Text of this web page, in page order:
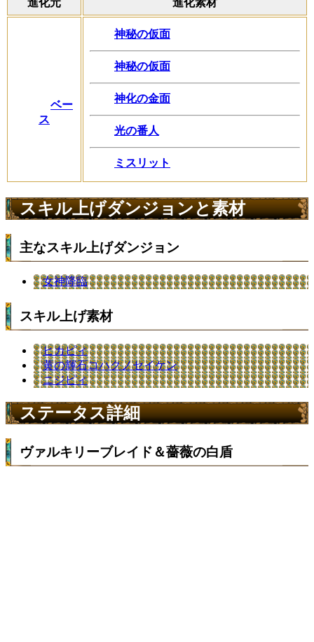
ベー
ス
神秘の仮面
神秘の仮面
神化の金面
光の番人
ミスリット
スキル上げダンジョンと素材
主なスキル上げダンジョン
女神降臨
スキル上げ素材
ヒカピィ
黄の輝石コハクノセイケン
ニジピィ
ステータス詳細
ヴァルキリーブレイド＆薔薇の白盾